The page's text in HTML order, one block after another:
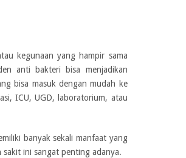
kegunaan yang hampir sama
anti bakteri bisa menjadikan
bisa masuk dengan mudah ke
ICU, UGD, laboratorium, atau
banyak sekali manfaat yang
ini sangat penting adanya.